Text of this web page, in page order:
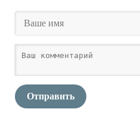
Отправить